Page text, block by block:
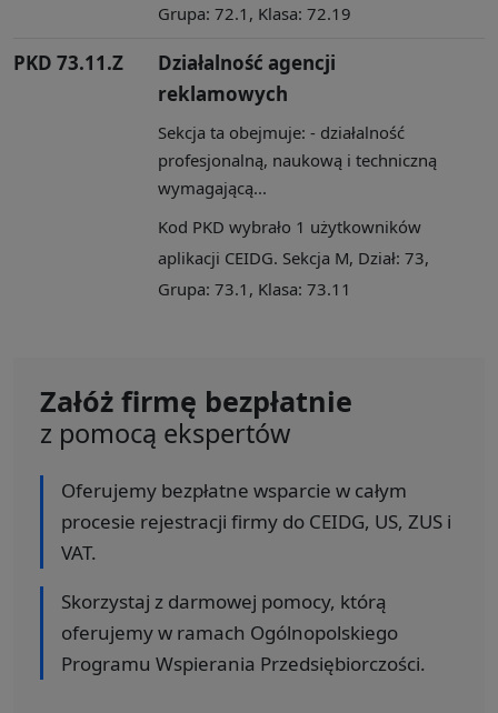
Grupa: 72.1, Klasa: 72.19
PKD 73.11.Z
Działalność agencji
reklamowych
Sekcja ta obejmuje: - działalność
profesjonalną, naukową i techniczną
wymagającą...
Kod PKD wybrało 1 użytkowników
aplikacji CEIDG. Sekcja M, Dział: 73,
Grupa: 73.1, Klasa: 73.11
Załóż firmę bezpłatnie
z pomocą ekspertów
Oferujemy bezpłatne wsparcie w całym
procesie rejestracji firmy do CEIDG, US, ZUS i
VAT.
Skorzystaj z darmowej pomocy, którą
oferujemy w ramach Ogólnopolskiego
Programu Wspierania Przedsiębiorczości.